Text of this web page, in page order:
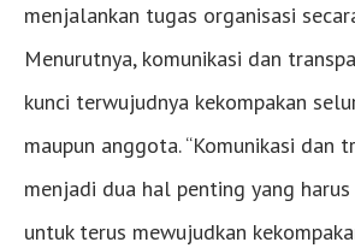
menjalankan tugas organisasi
Menurutnya, komunikasi dan
kunci terwujudnya kekompakan
maupun anggota. “Komunikasi dan
menjadi dua hal penting yang
untuk terus mewujudkan